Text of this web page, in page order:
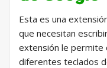
Esta es una
que necesitan
extensión le permite
diferentes teclados